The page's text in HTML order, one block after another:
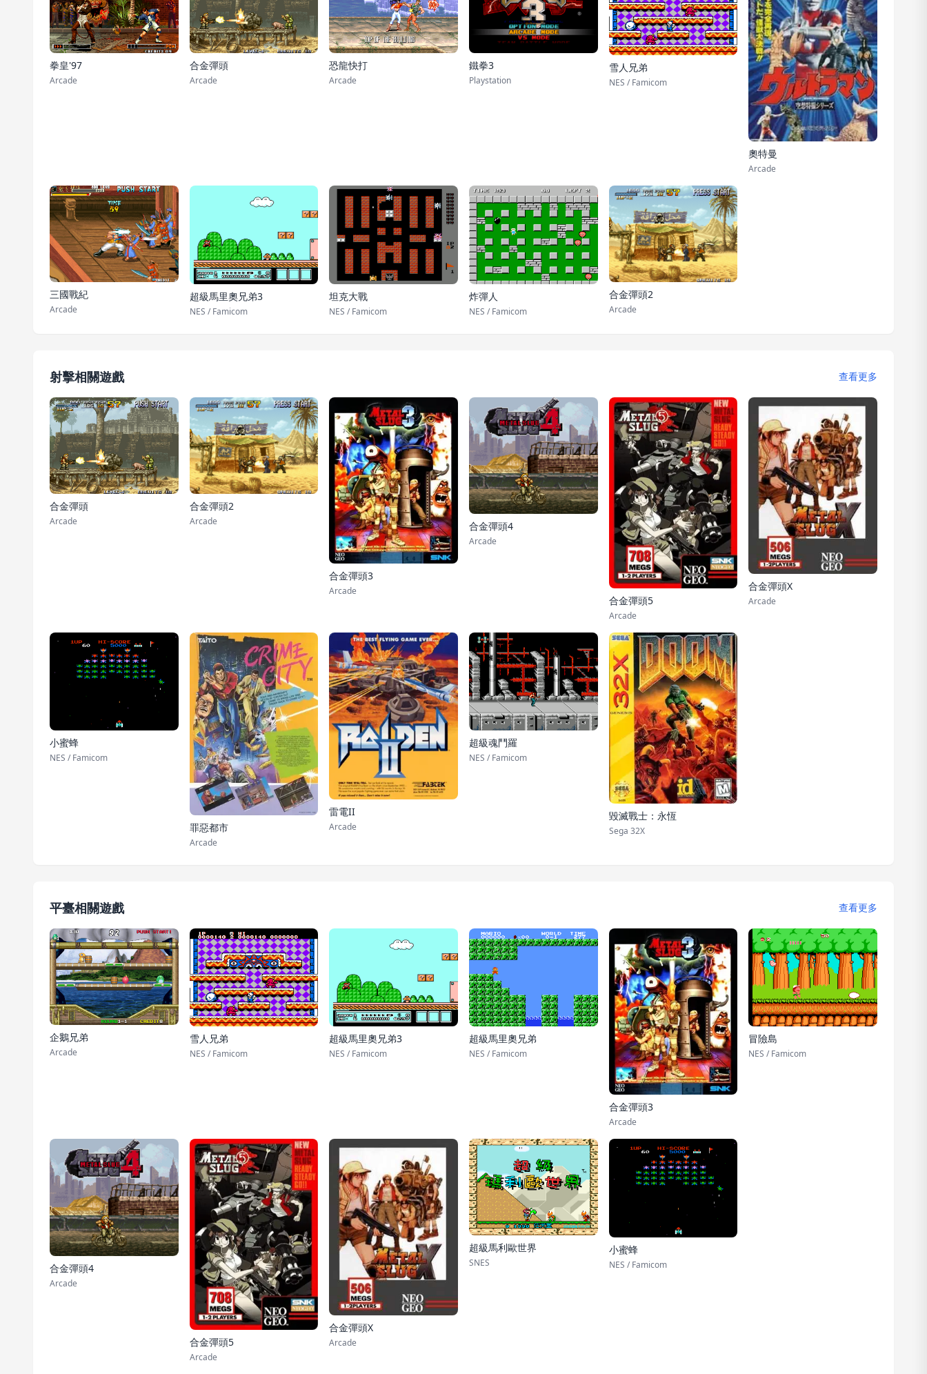
拳皇'97
Arcade
合金彈頭
Arcade
恐龍快打
Arcade
鐵拳3
Playstation
雪人兄弟
NES / Famicom
奧特曼
Arcade
三國戰紀
Arcade
超級馬里奧兄弟3
NES / Famicom
坦克大戰
NES / Famicom
炸彈人
NES / Famicom
合金彈頭2
Arcade
射擊相關遊戲 查看更多
合金彈頭
Arcade
合金彈頭2
Arcade
合金彈頭3
Arcade
合金彈頭4
Arcade
合金彈頭5
Arcade
合金彈頭X
Arcade
小蜜蜂
NES / Famicom
罪惡都市
Arcade
雷電II
Arcade
超級魂鬥羅
NES / Famicom
毀滅戰士：永恆
Sega 32X
平臺相關遊戲 查看更多
企鵝兄弟
Arcade
雪人兄弟
NES / Famicom
超級馬里奧兄弟3
NES / Famicom
超級馬里奧兄弟
NES / Famicom
合金彈頭3
Arcade
冒險島
NES / Famicom
合金彈頭4
Arcade
合金彈頭5
Arcade
合金彈頭X
Arcade
超級馬利歐世界
SNES
小蜜蜂
NES / Famicom